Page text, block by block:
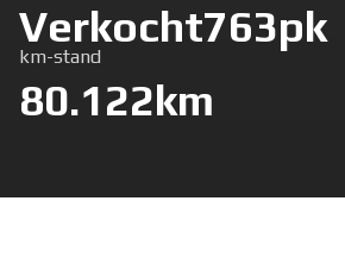
Verkocht763pk
km-stand
80.122km